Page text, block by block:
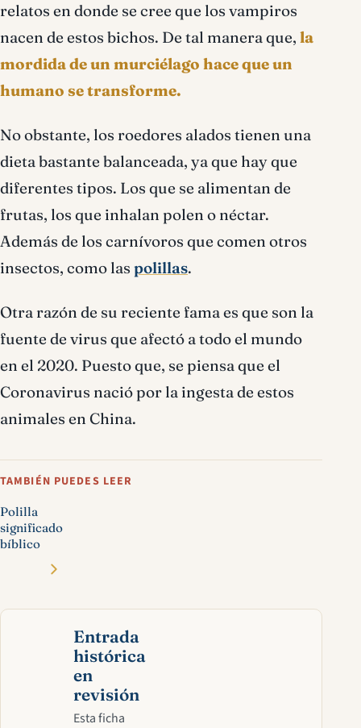
relatos en donde se cree que los vampiros
nacen de estos bichos. De tal manera que, la
mordida de un murciélago hace que un
humano se transforme.
No obstante, los roedores alados tienen una
dieta bastante balanceada, ya que hay que
diferentes tipos. Los que se alimentan de
frutas, los que inhalan polen o néctar.
Además de los carnívoros que comen otros
insectos, como las polillas.
Otra razón de su reciente fama es que son la
fuente de virus que afectó a todo el mundo
en el 2020. Puesto que, se piensa que el
Coronavirus nació por la ingesta de estos
animales en China.
TAMBIÉN PUEDES LEER
Polilla
significado
bíblico
Entrada
histórica
en
revisión
Esta ficha